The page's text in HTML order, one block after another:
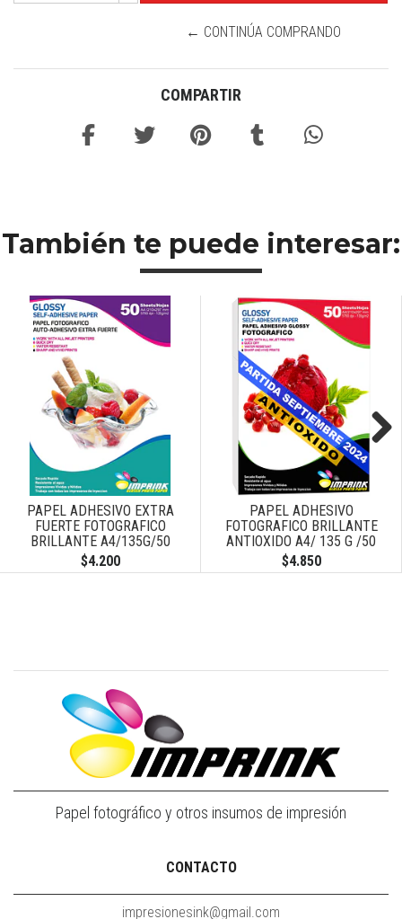
← CONTINÚA COMPRANDO
COMPARTIR
También te puede interesar:
PAPEL ADHESIVO EXTRA
FUERTE FOTOGRAFICO
BRILLANTE A4/135G/50
HOJAS
$4.200
PAPEL ADHESIVO
FOTOGRAFICO BRILLANTE
ANTIOXIDO A4/ 135 G /50
HOJAS
$4.850
Next
Papel fotográfico y otros insumos de impresión
CONTACTO
impresionesink@gmail.com